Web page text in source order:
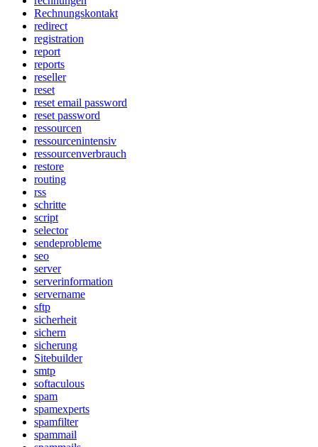
Rechnungskontakt
redirect
registration
report
reports
reseller
reset
reset email password
reset password
ressourcen
ressourcenintensiv
ressourcenverbrauch
restore
routing
rss
schritte
script
selector
sendeprobleme
seo
server
serverinformation
servername
sftp
sicherheit
sichern
sicherung
Sitebuilder
smtp
softaculous
spam
spamexperts
spamfilter
spammail